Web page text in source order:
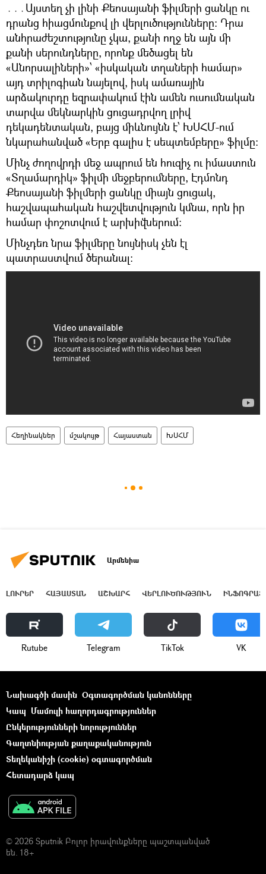
․․․Այստեղ չի լինի Քեոսայանի ֆիլմերի ցանկը ու
դրանց հիացմունքով լի վերլուծությունները։ Դրա
անհրաժեշտությունը չկա, քանի ողջ են այն մի
քանի սերունդները, որոնք մեծացել են
«Անորսալիների»՝ «իսկական տղաների համար»
այդ տրիլոգիան նայելով, իսկ ամառային
արձակուրդը եզրափակում էին ամեն ուսումնական
տարվա մեկնարկին ցուցադրվող լրիվ
դեկադենտական, բայց միևնույնն է՝ ԽՍՀՄ-ում
նկարահանված «Երբ գալիս է սեպտեմբերը» ֆիլմը։
Մինչ ժողովրդի մեջ ապրում են հուզիչ ու իմաստուն
«Տղամարդիկ» ֆիլմի մեջբերումները, Էդմոնդ
Քեոսայանի ֆիլմերի ցանկը միայն ցուցակ,
հաշվապահական հաշվետվություն կմնա, որն իր
համար փոշոտվում է արխիվներում:
Մինչդեռ նրա ֆիլմերը նույնիսկ չեն էլ
պատրաստվում ծերանալ։
Հեղինակներ մշակույթ Հայաստան ԽՍՀՄ
Արմենիա
ԼՈՒՐԵՐ ՀԱՅԱՍՏԱՆ ԱՇԽԱՐՀ ՎԵՐԼՈՒԾՈՒԹՅՈՒՆ
Rutube Telegram ТikТоk VK
Նախագծի մասին Օգտագործման կանոնները
Կապ Մամուլի հաղորդագրություններ
Ընկերությունների նորություններ
Գաղտնիության քաղաքականություն
Տեղեկանիշի (cookie) օգտագործման
Հետադարձ կապ
© 2026 Sputnik Բոլոր իրավունքները պաշտպանված
են. 18+